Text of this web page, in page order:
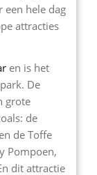
een hele dag
attracties
en is het
De
grote
de
de Toffe
Pompoen,
dit attractie